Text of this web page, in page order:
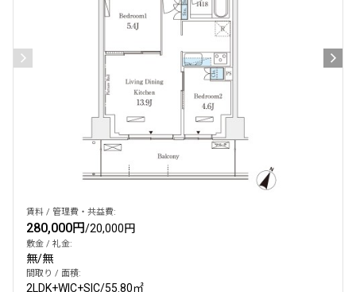
賃料 / 管理費・共益費:
280,000円/20,000円
敷金 / 礼金:
無/無
間取り / 面積:
2LDK+WIC+SIC/55.80㎡